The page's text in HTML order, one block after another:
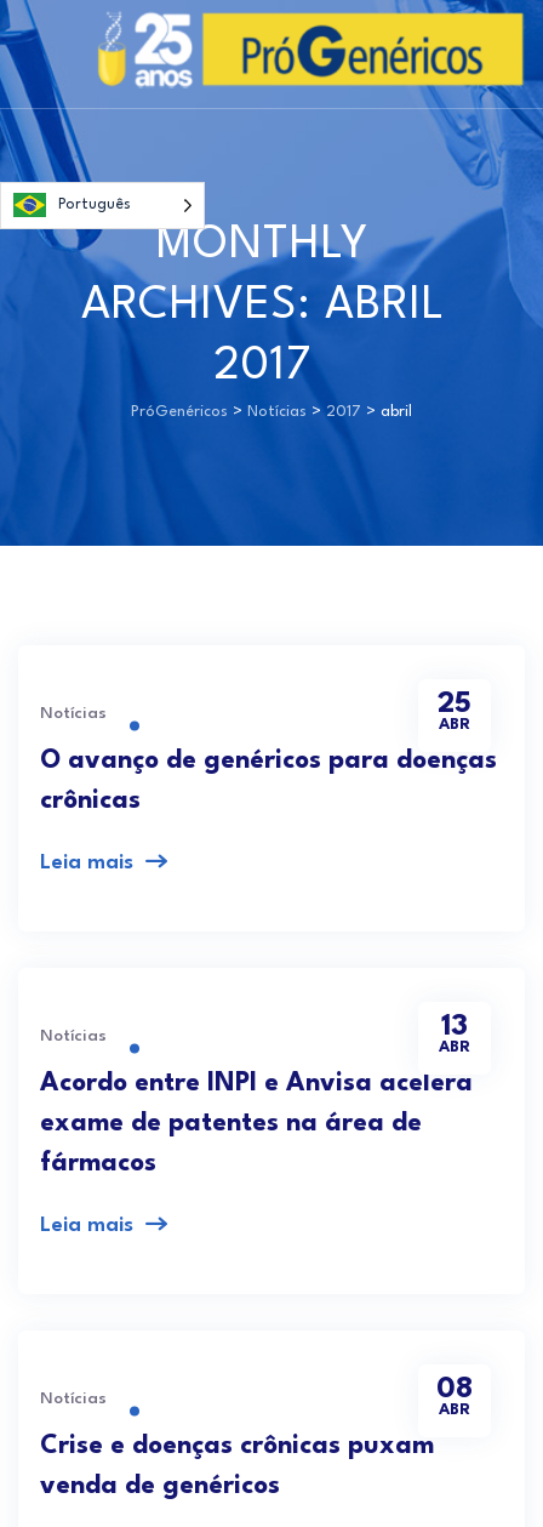
MONTHLY
ARCHIVES: ABRIL
2017
PróGenéricos > Notícias > 2017 > abril
25
ABR
Notícias
O avanço de genéricos para doenças
crônicas
Leia mais
13
ABR
Notícias
Acordo entre INPI e Anvisa acelera
exame de patentes na área de
fármacos
Leia mais
08
ABR
Notícias
Crise e doenças crônicas puxam
venda de genéricos
Português